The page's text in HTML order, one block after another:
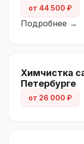
от 44 500 ₽
Подробнее →
Химчистка
Петербурге
от 26 000 ₽